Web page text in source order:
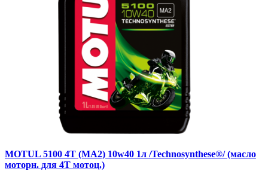
MOTUL 5100 4T (MA2) 10w40 1л /Technosynthese®/ (масло
моторн. для 4T мотоц.)